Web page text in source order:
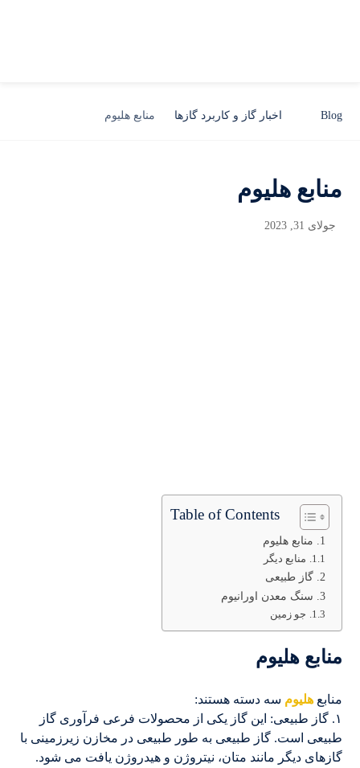
Blog اخبار گاز و کاربرد گازها منابع هلیوم
منابع هلیوم
جولای 31, 2023
Table of Contents
منابع هلیوم
منابع دیگر
گاز طبیعی
سنگ معدن اورانیوم
جو زمین
منابع هلیوم
منابع هلیوم سه دسته هستند:
۱. گاز طبیعی: این گاز یکی از محصولات فرعی فرآوری گاز
طبیعی است. گاز طبیعی به طور طبیعی در مخازن زیرزمینی با
گازهای دیگر مانند متان، نیتروژن و هیدروژن یافت می شود.